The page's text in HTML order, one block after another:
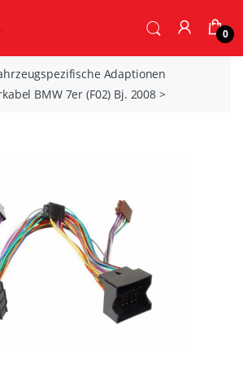
0
Adaptionen
BMW 7er (F02) Bj. 2008 >